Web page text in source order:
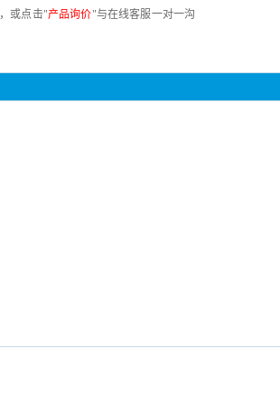
，或点击"产品询价"与在线客服一对一沟